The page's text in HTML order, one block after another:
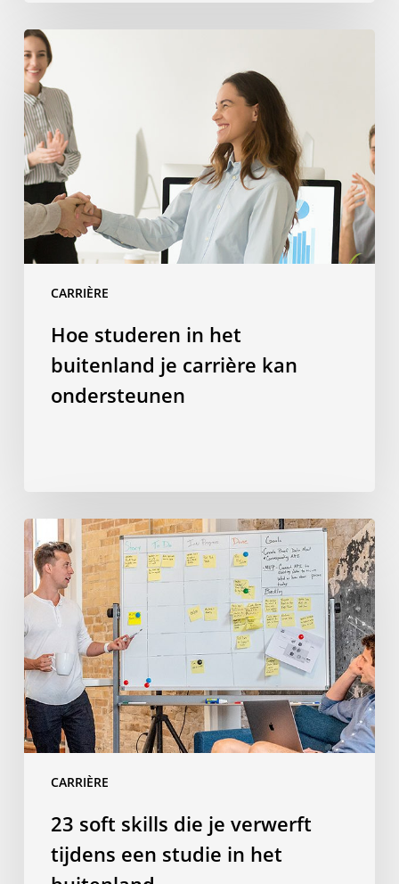
CARRIÈRE
Hoe
studeren
in
het
buitenland
je
carrière
kan
ondersteunen
Hoe studeren in het
buitenland je carrière kan
ondersteunen
CARRIÈRE
23
soft
skills
die
je
tijdens
een
studie
in
buitenland
23 soft skills die je verwerft
tijdens een studie in het